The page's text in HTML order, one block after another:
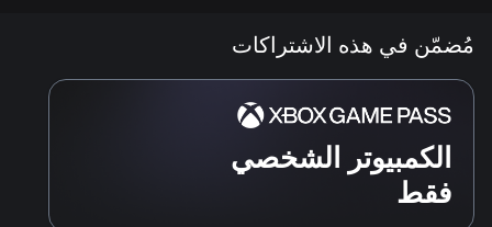
مُضمّن في هذه الاشتراكات
الكمبيوتر الشخصي
فقط